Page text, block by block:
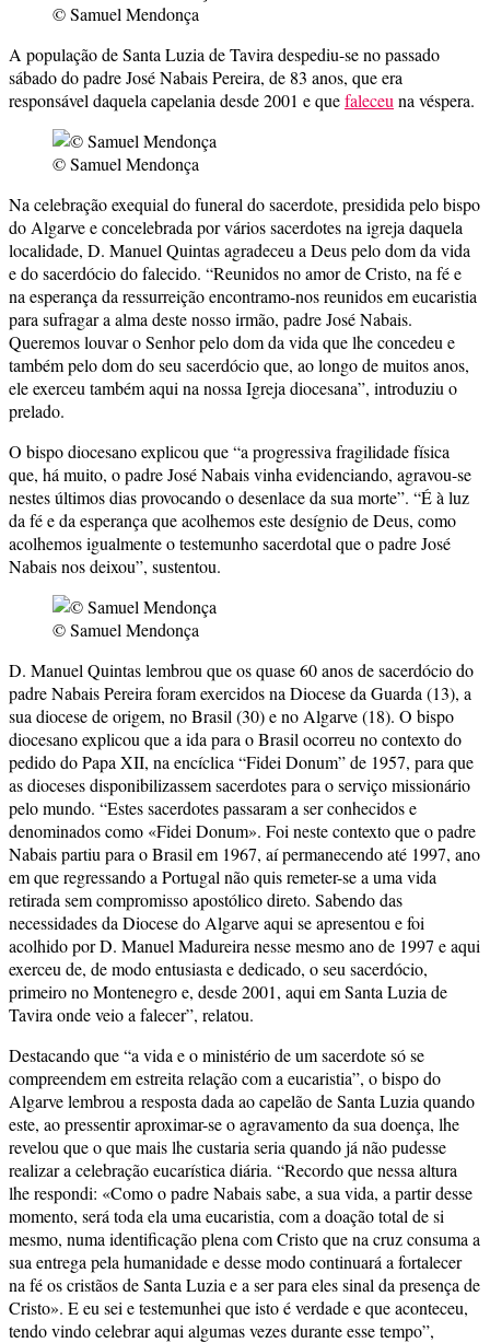
© Samuel Mendonça
A população de Santa Luzia de Tavira despediu-se no passado
sábado do padre José Nabais Pereira, de 83 anos, que era
responsável daquela capelania desde 2001 e quefaleceu na véspera.
© Samuel Mendonça
Na celebração exequial do funeral do sacerdote, presidida pelo bispo
do Algarve e concelebrada por vários sacerdotes na igreja daquela
localidade, D. Manuel Quintas agradeceu a Deus pelo dom da vida
e do sacerdócio do falecido. “Reunidos no amor de Cristo, na fé e
na esperança da ressurreição encontramo-nos reunidos em eucaristia
para sufragar a alma deste nosso irmão, padre José Nabais.
Queremos louvar o Senhor pelo dom da vida que lhe concedeu e
também pelo dom do seu sacerdócio que, ao longo de muitos anos,
ele exerceu também aqui na nossa Igreja diocesana”, introduziu o
prelado.
O bispo diocesano explicou que “a progressiva fragilidade física
que, há muito, o padre José Nabais vinha evidenciando, agravou-se
nestes últimos dias provocando o desenlace da sua morte”. “É à luz
da fé e da esperança que acolhemos este desígnio de Deus, como
acolhemos igualmente o testemunho sacerdotal que o padre José
Nabais nos deixou”, sustentou.
© Samuel Mendonça
D. Manuel Quintas lembrou que os quase 60 anos de sacerdócio do
padre Nabais Pereira foram exercidos na Diocese da Guarda (13), a
sua diocese de origem, no Brasil (30) e no Algarve (18). O bispo
diocesano explicou que a ida para o Brasil ocorreu no contexto do
pedido do Papa XII, na encíclica “Fidei Donum” de 1957, para que
as dioceses disponibilizassem sacerdotes para o serviço missionário
pelo mundo. “Estes sacerdotes passaram a ser conhecidos e
denominados como «Fidei Donum». Foi neste contexto que o padre
Nabais partiu para o Brasil em 1967, aí permanecendo até 1997, ano
em que regressando a Portugal não quis remeter-se a uma vida
retirada sem compromisso apostólico direto. Sabendo das
necessidades da Diocese do Algarve aqui se apresentou e foi
acolhido por D. Manuel Madureira nesse mesmo ano de 1997 e aqui
exerceu de, de modo entusiasta e dedicado, o seu sacerdócio,
primeiro no Montenegro e, desde 2001, aqui em Santa Luzia de
Tavira onde veio a falecer”, relatou.
Destacando que “a vida e o ministério de um sacerdote só se
compreendem em estreita relação com a eucaristia”, o bispo do
Algarve lembrou a resposta dada ao capelão de Santa Luzia quando
este, ao pressentir aproximar-se o agravamento da sua doença, lhe
revelou que o que mais lhe custaria seria quando já não pudesse
realizar a celebração eucarística diária. “Recordo que nessa altura
lhe respondi: «Como o padre Nabais sabe, a sua vida, a partir desse
momento, será toda ela uma eucaristia, com a doação total de si
mesmo, numa identificação plena com Cristo que na cruz consuma a
sua entrega pela humanidade e desse modo continuará a fortalecer
na fé os cristãos de Santa Luzia e a ser para eles sinal da presença de
Cristo». E eu sei e testemunhei que isto é verdade e que aconteceu,
tendo vindo celebrar aqui algumas vezes durante esse tempo”,